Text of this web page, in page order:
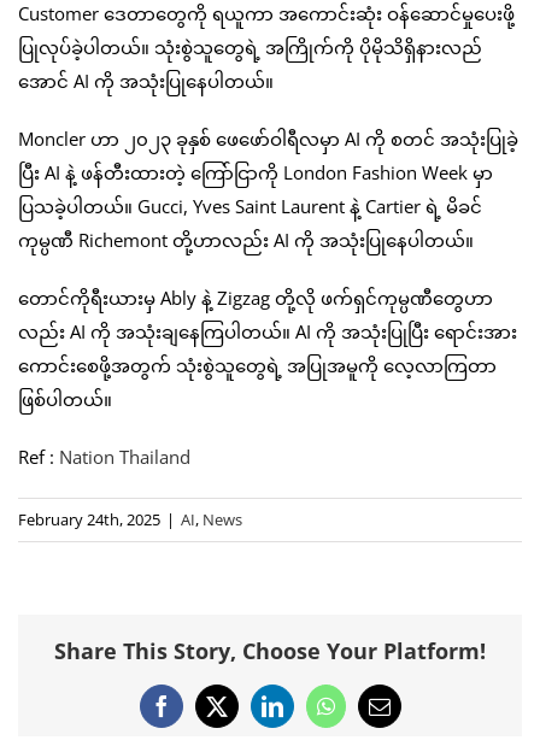
Customer ဒေတာတွေကို ရယူကာ အကောင်းဆုံး ဝန်ဆောင်မှုပေးဖို့
ပြုလုပ်ခဲ့ပါတယ်။ သုံးစွဲသူတွေရဲ့ အကြိုက်ကို ပိုမိုသိရှိနားလည်
အောင် AI ကို အသုံးပြုနေပါတယ်။
Moncler ဟာ ၂၀၂၃ ခုနှစ် ဖေဖော်ဝါရီလမှာ AI ကို စတင် အသုံးပြုခဲ့
ပြီး AI နဲ့ ဖန်တီးထားတဲ့ ကြော်ငြာကို London Fashion Week မှာ
ပြသခဲ့ပါတယ်။ Gucci, Yves Saint Laurent နဲ့ Cartier ရဲ့ မိခင်
ကုမ္ပဏီ Richemont တို့ဟာလည်း AI ကို အသုံးပြုနေပါတယ်။
တောင်ကိုရီးယားမှ Ably နဲ့ Zigzag တို့လို ဖက်ရှင်ကုမ္ပဏီတွေဟာ
လည်း AI ကို အသုံးချနေကြပါတယ်။ AI ကို အသုံးပြုပြီး ရောင်းအား
ကောင်းစေဖို့အတွက် သုံးစွဲသူတွေရဲ့ အပြုအမူကို လေ့လာကြတာ
ဖြစ်ပါတယ်။
Ref : Nation Thailand
February 24th, 2025 | AI, News
Share This Story, Choose Your Platform!
Facebook
X LinkedInWhatsApp
Email